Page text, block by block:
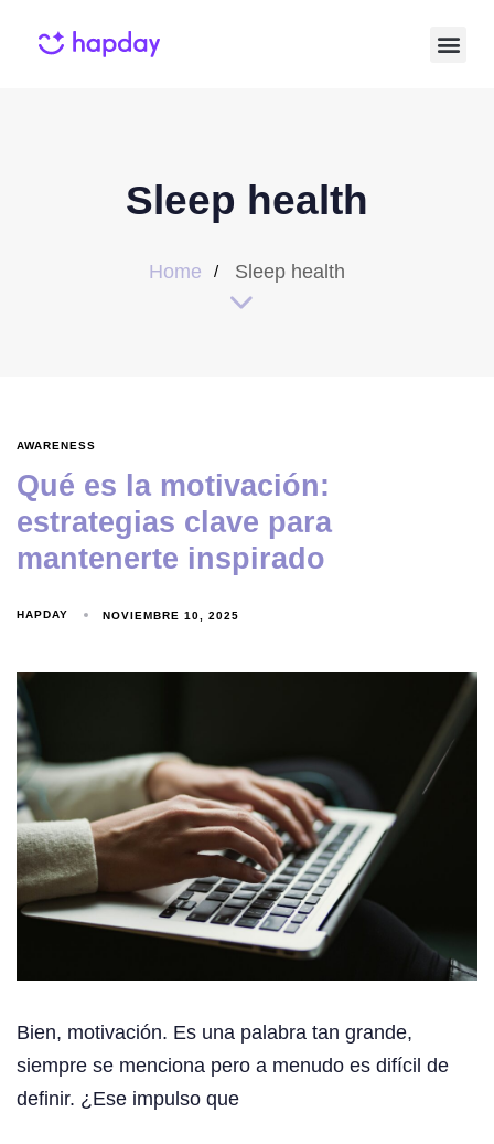
Sleep health
Home Sleep health
AWARENESS
Qué es la motivación:
estrategias clave para
mantenerte inspirado
HAPDAY NOVIEMBRE 10, 2025
Bien, motivación. Es una palabra tan grande,
siempre se menciona pero a menudo es difícil de
definir. ¿Ese impulso que